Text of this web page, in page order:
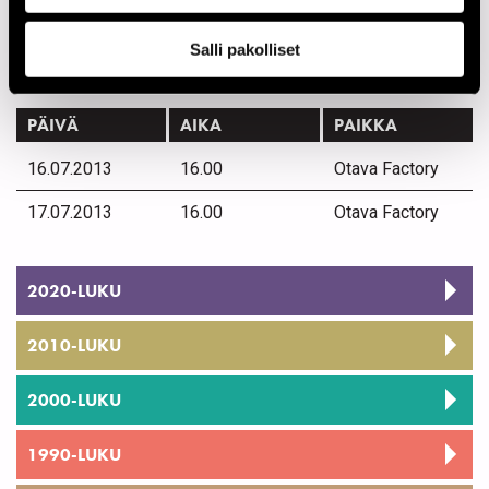
Salli pakolliset
2020-LUKU
2010-LUKU
2000-LUKU
1990-LUKU
Ärrälä Matias
bass
Esiintymiset vuonna 2013
PÄIVÄ AIKA PAIKKA
16.07.2013 16.00 Otava Factory
17.07.2013 16.00 Otava Factory